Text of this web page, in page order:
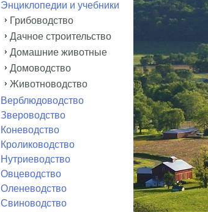
Энциклопедии и учебники
Грибоводство
Дачное строительство
Домашние животные
Домоводство
Животноводство
Верблюдоводство
Звероводство
Коневодство
Кролиководство
Нутриеводство
Овцеводство
Оленеводство
Свиноводство